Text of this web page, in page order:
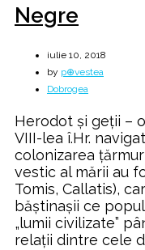
Negre
iulie 10, 2018
by p⊕vestea
Dobrogea
Herodot și geții –
VIII-lea î.Hr.
colonizarea
vestic al mării au
Tomis, Callatis),
băştinaşii ce
„lumii civilizate”
relaţii dintre cele